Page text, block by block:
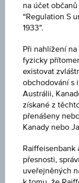
-
POSLEDNÍ
CENA PODKL.
11,05(-0,45
BARIÉRA
EUR 10,02
BARIÉRA
9,33 %
na účet
“Regulation S
1933”.
Při nahlížení
fyzicky
existovat
obchodování s
Austrálii,
získané z
přenášeny
Kanady nebo
Raiffeisenbank
přesnosti,
uveřejněných